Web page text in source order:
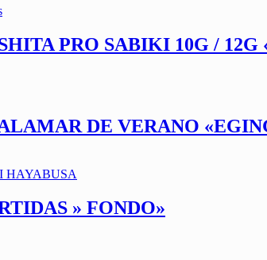
PRO SABIKI 10G / 12G
DE VERANO
» FONDO»